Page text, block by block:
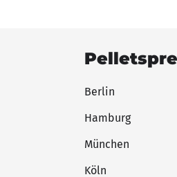
Berlin
Hamburg
München
Köln